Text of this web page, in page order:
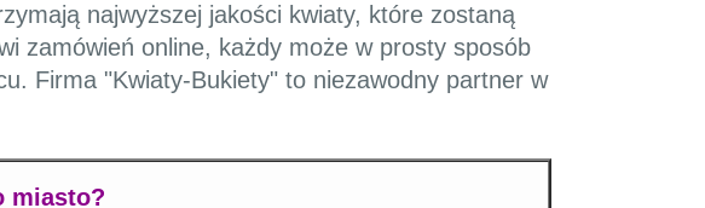
najwyższej jakości kwiaty, które zostaną
zamówień online, każdy może w prosty sposób
Firma "Kwiaty-Bukiety" to niezawodny partner w
miasto?